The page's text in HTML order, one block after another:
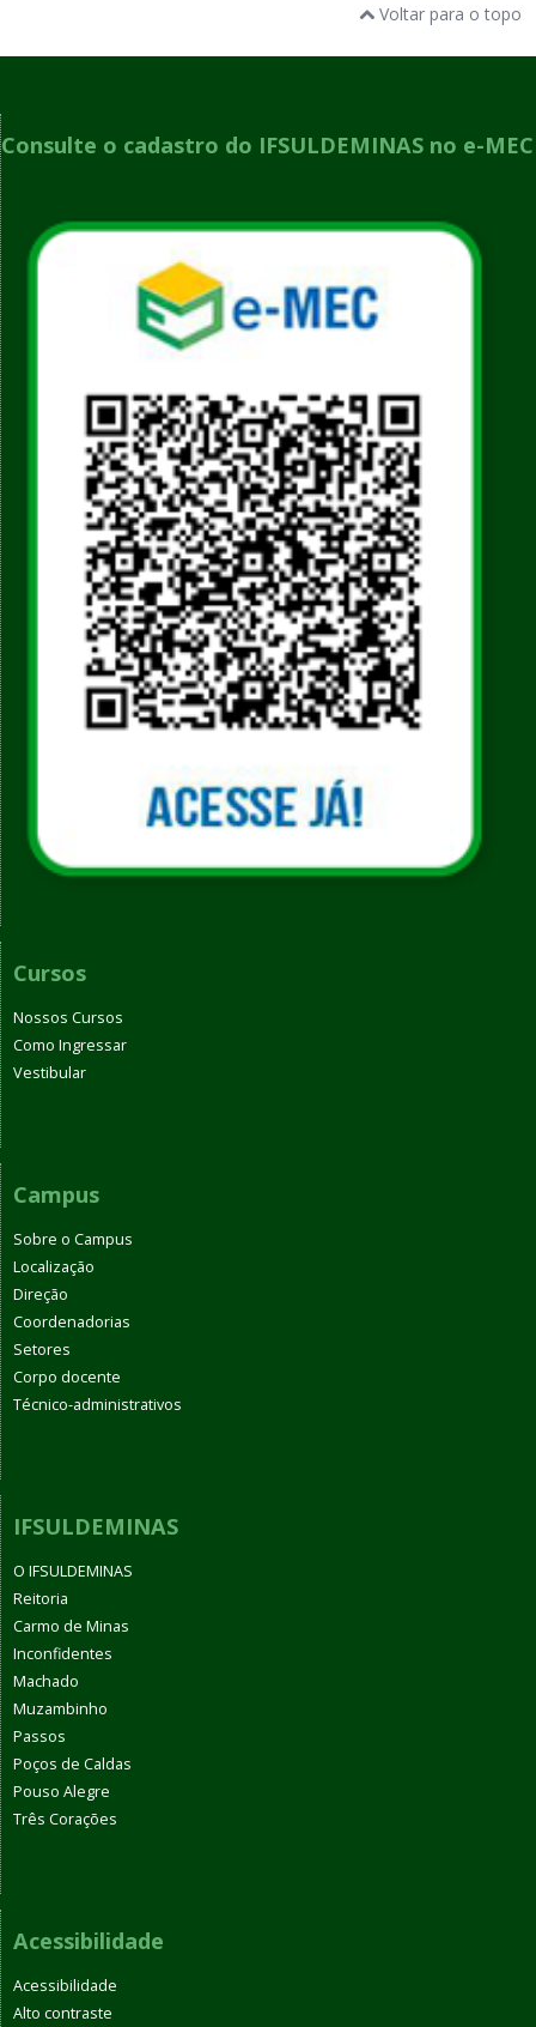
Voltar para o topo
Consulte o cadastro do IFSULDEMINAS no e-MEC
Cursos
Nossos Cursos
Como Ingressar
Vestibular
Campus
Sobre o Campus
Localização
Direção
Coordenadorias
Setores
Corpo docente
Técnico-administrativos
IFSULDEMINAS
O IFSULDEMINAS
Reitoria
Carmo de Minas
Inconfidentes
Machado
Muzambinho
Passos
Poços de Caldas
Pouso Alegre
Três Corações
Acessibilidade
Acessibilidade
Alto contraste